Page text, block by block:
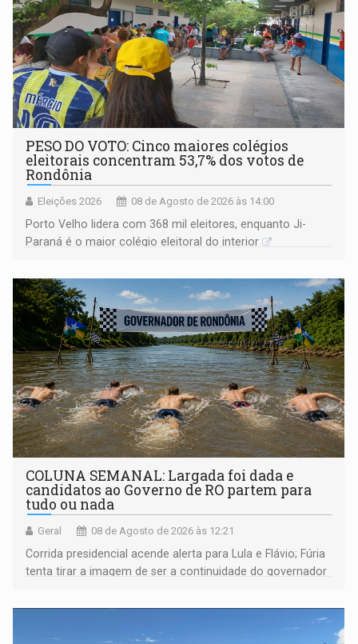
PESO DO VOTO: Cinco maiores colégios
eleitorais concentram 53,7% dos votos de
Rondônia
Eleições 2026 08 de Agosto de 2026 às 14:00
Porto Velho lidera com 368 mil eleitores, enquanto Ji-
Paraná é o maior colégio eleitoral do interior
COLUNA SEMANAL: Largada foi dada e
candidatos ao Governo de RO partem para
tudo ou nada
Geral 08 de Agosto de 2026 às 12:21
Corrida presidencial acende alerta para Lula e Flávio; Fúria
tenta tirar a imagem de ser a continuidade do governador
não ter entrado no modo eleição; ABAV faz evento em